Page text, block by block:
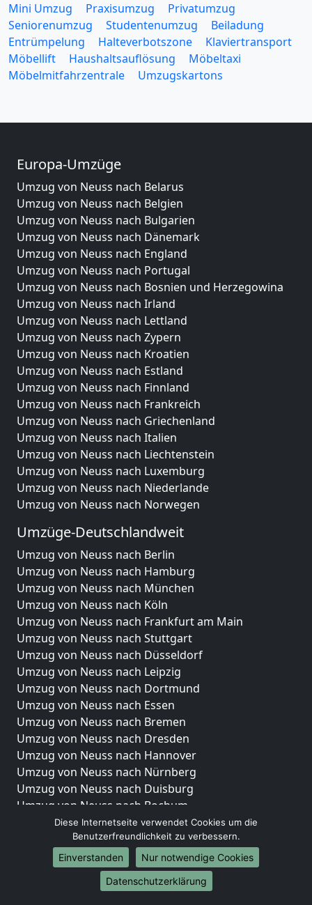
Mini Umzug
Praxisumzug
Privatumzug
Seniorenumzug
Studentenumzug
Beiladung
Entrümpelung
Halteverbotszone
Klaviertransport
Möbellift
Haushaltsauflösung
Möbeltaxi
Möbelmitfahrzentrale
Umzugskartons
Europa-Umzüge
Umzug von Neuss nach Belarus
Umzug von Neuss nach Belgien
Umzug von Neuss nach Bulgarien
Umzug von Neuss nach Dänemark
Umzug von Neuss nach England
Umzug von Neuss nach Portugal
Umzug von Neuss nach Bosnien und Herzegowina
Umzug von Neuss nach Irland
Umzug von Neuss nach Lettland
Umzug von Neuss nach Zypern
Umzug von Neuss nach Kroatien
Umzug von Neuss nach Estland
Umzug von Neuss nach Finnland
Umzug von Neuss nach Frankreich
Umzug von Neuss nach Griechenland
Umzug von Neuss nach Italien
Umzug von Neuss nach Liechtenstein
Umzug von Neuss nach Luxemburg
Umzug von Neuss nach Niederlande
Umzug von Neuss nach Norwegen
Umzüge-Deutschlandweit
Umzug von Neuss nach Berlin
Umzug von Neuss nach Hamburg
Umzug von Neuss nach München
Umzug von Neuss nach Köln
Umzug von Neuss nach Frankfurt am Main
Umzug von Neuss nach Stuttgart
Umzug von Neuss nach Düsseldorf
Umzug von Neuss nach Leipzig
Umzug von Neuss nach Dortmund
Umzug von Neuss nach Essen
Umzug von Neuss nach Bremen
Umzug von Neuss nach Dresden
Umzug von Neuss nach Hannover
Umzug von Neuss nach Nürnberg
Umzug von Neuss nach Duisburg
Umzug von Neuss nach Bochum
Umzug von Neuss nach Wuppertal
Umzug von Neuss nach Bielefeld
Umzug von Neuss nach Bonn
Umzug von Neuss nach Münster
Diese Internetseite verwendet Cookies um die
Benutzerfreundlichkeit zu verbessern.
Einverstanden
Nur notwendige Cookies
Datenschutzerklärung